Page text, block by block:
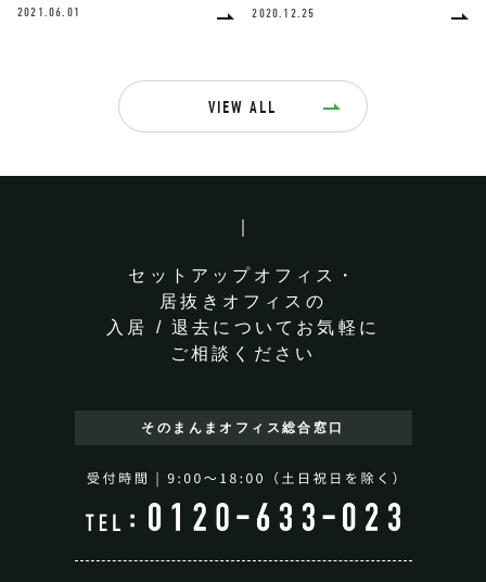
2021.06.01 2020.12.25
VIEW ALL
セットアップオフィス・
居抜きオフィスの
入居 / 退去についてお気軽に
ご相談ください
そのまんまオフィス 総合窓口